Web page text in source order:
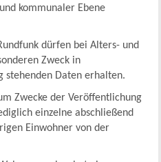
kommunaler Ebene
dürfen bei Alters- und
Zweck in
stehenden Daten erhalten.
Zwecke der Veröffentlichung
einzelne abschließend
Einwohner von der